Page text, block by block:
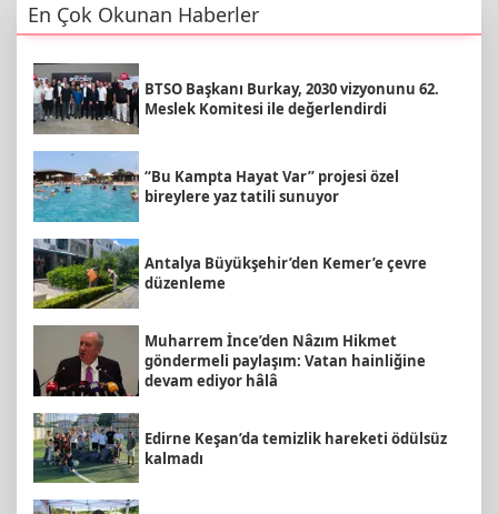
En Çok Okunan Haberler
BTSO Başkanı Burkay, 2030 vizyonunu 62.
Meslek Komitesi ile değerlendirdi
“Bu Kampta Hayat Var” projesi özel
bireylere yaz tatili sunuyor
Antalya Büyükşehir’den Kemer’e çevre
düzenleme
Muharrem İnce’den Nâzım Hikmet
göndermeli paylaşım: Vatan hainliğine
devam ediyor hâlâ
Edirne Keşan’da temizlik hareketi ödülsüz
kalmadı